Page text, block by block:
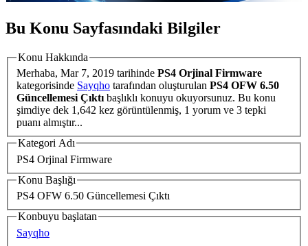
Bu Konu Sayfasındaki Bilgiler
Konu Hakkında
Merhaba, Mar 7, 2019 tarihinde PS4 Orjinal Firmware
kategorisinde Sayqho tarafından oluşturulan PS4 OFW 6.50
Güncellemesi Çıktı başlıklı konuyu okuyorsunuz. Bu konu
şimdiye dek 1,642 kez görüntülenmiş, 1 yorum ve 3 tepki
puanı almıştır...
Kategori Adı
PS4 Orjinal Firmware
Konu Başlığı
PS4 OFW 6.50 Güncellemesi Çıktı
Konbuyu başlatan
Sayqho